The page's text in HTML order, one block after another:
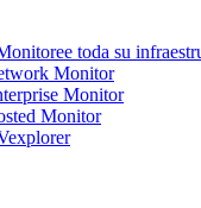
toda su
Monitor
Monitor
Monitor